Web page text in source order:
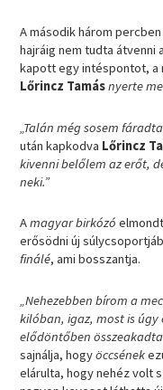
A második három percben
hajráig nem tudta átvenni
kapott egy intéspontot,
Lőrincz Tamásnyerte
„Talán még sosem
után kapkodva Lőrincz
kivenni belőlem az erőt,
neki.”
Amagyar birkózó
erősödni új
finálé, ami bosszantja.
„Nehezebben bírom a
kilóban, igaz, most is
elődöntőben
sajnálja, hogyöccsének
elárulta, hogy nehéz volt